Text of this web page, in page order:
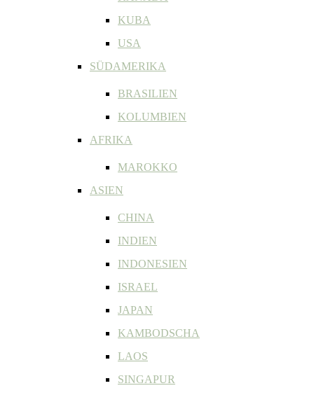
KUBA
USA
SÜDAMERIKA
BRASILIEN
KOLUMBIEN
AFRIKA
MAROKKO
ASIEN
CHINA
INDIEN
INDONESIEN
ISRAEL
JAPAN
KAMBODSCHA
LAOS
SINGAPUR